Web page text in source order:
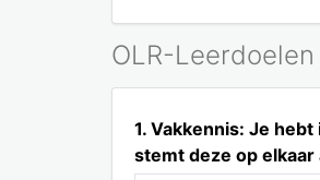
OLR-
1. Vakkennis: Je
stemt deze op elkaar